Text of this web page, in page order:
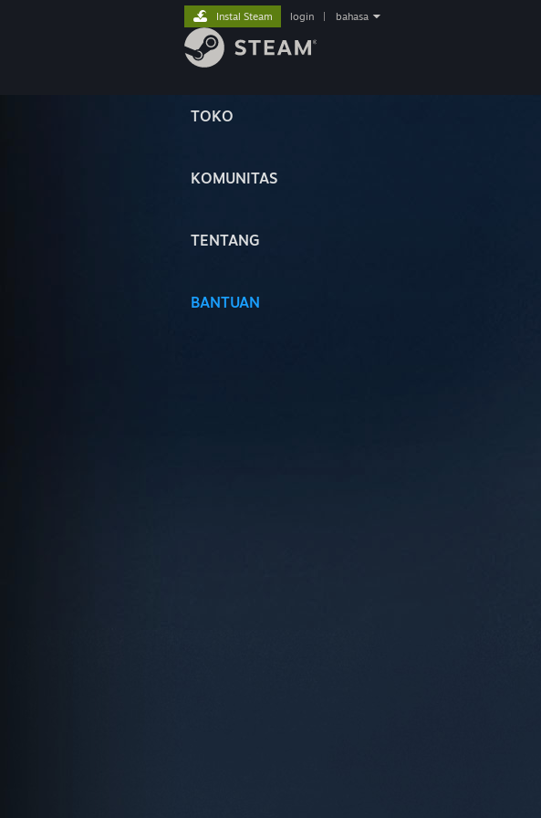
TOKO
KOMUNITAS
TENTANG
BANTUAN
Instal Steam login bahasa